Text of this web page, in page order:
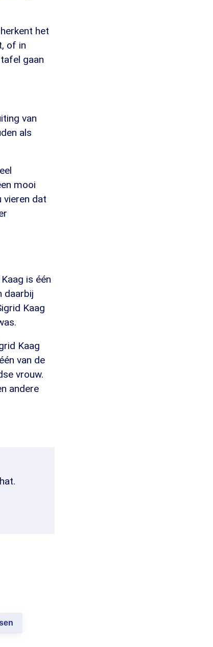
het
of in
gaan
van
als
mooi
vieren dat
is één
daarbij
Kaag
Kaag
van de
vrouw.
andere